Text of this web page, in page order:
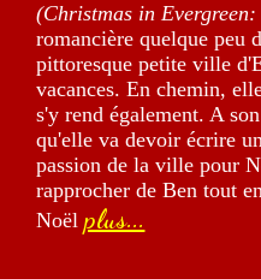
(Christmas in
romancière quelque peu
pittoresque petite ville
vacances. En chemin,
s'y rend également. A
qu'elle va devoir écrire
passion de la ville pour
rapprocher de Ben tout
Noëlplus...